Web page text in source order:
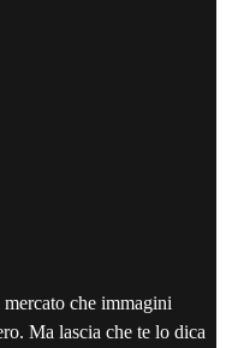
che immagini
Ma lascia che te lo dica